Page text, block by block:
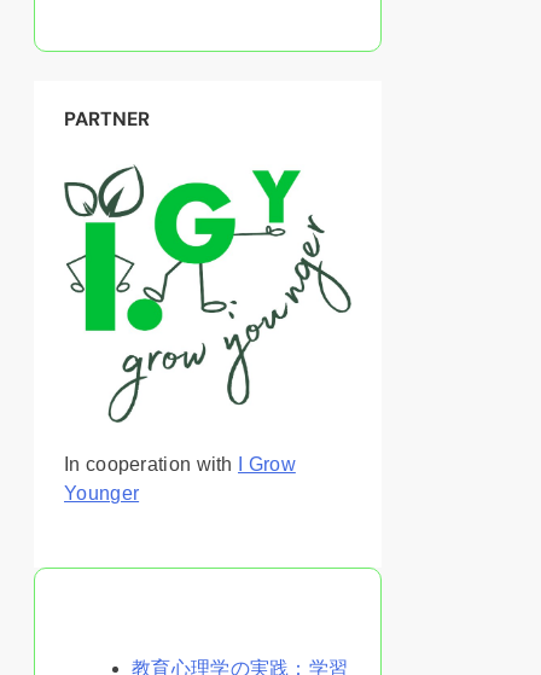
PARTNER
In cooperation with
I Grow
Younger
教育心理学の実践：学習